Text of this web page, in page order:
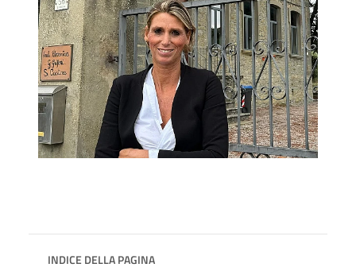
INDICE DELLA PAGINA